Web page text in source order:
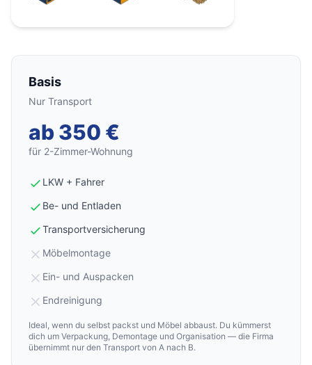
Basis
Nur Transport
ab 350 €
für 2-Zimmer-Wohnung
LKW + Fahrer
Be- und Entladen
Transportversicherung
Möbelmontage
Ein- und Auspacken
Endreinigung
Ideal, wenn du selbst packst und Möbel abbaust. Du kümmerst
dich um Verpackung, Demontage und Organisation — die Firma
übernimmt nur den Transport von A nach B.